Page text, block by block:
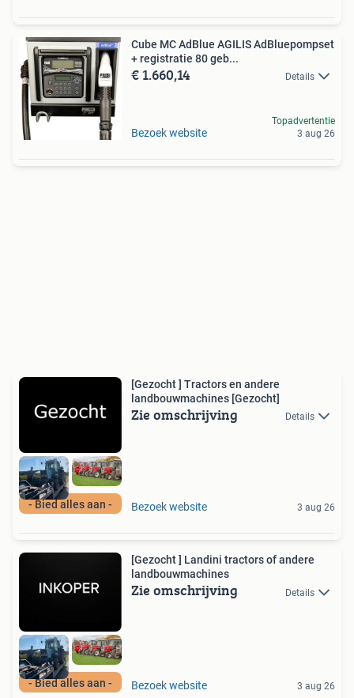
Cube MC AdBlue AGILIS AdBluepompset
+ registratie 80 geb...
€ 1.660,14 Details
Bezoek website
Topadvertentie
3 aug 26
- Bied alles aan -
[Gezocht ] Tractors en andere
landbouwmachines [Gezocht]
Zie omschrijving Details
Bezoek website 3 aug 26
- Bied alles aan -
[Gezocht ] Landini tractors of andere
landbouwmachines
Zie omschrijving Details
Bezoek website 3 aug 26